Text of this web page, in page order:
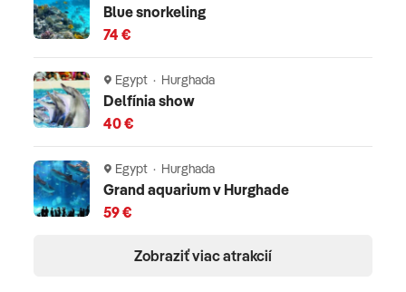
Blue snorkeling
74 €
Egypt · Hurghada
Delfínia show
40 €
Egypt · Hurghada
Grand aquarium v Hurghade
59 €
Zobraziť viac atrakcií